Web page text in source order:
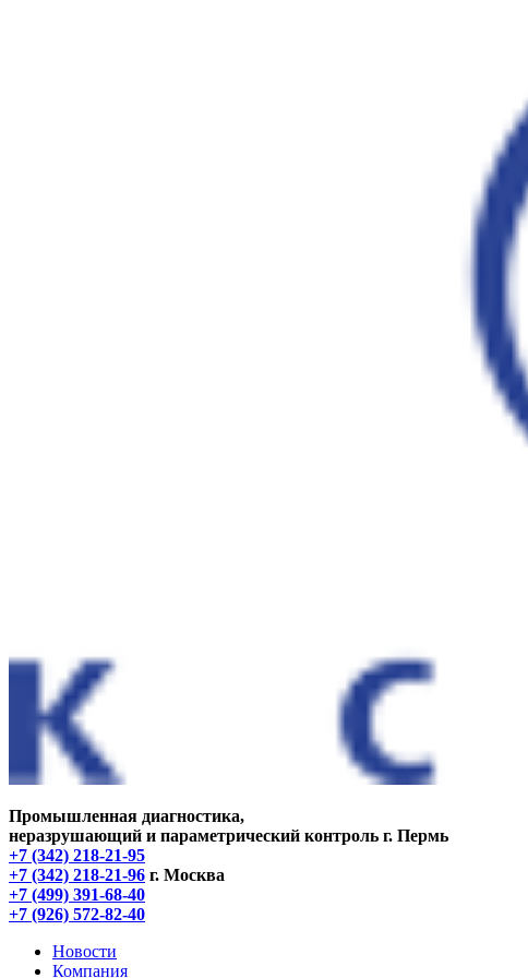
Промышленная диагностика,
неразрушающий и параметрический контроль г. Пермь
+7 (342) 218-21-95
+7 (342) 218-21-96 г. Москва
+7 (499) 391-68-40
+7 (926) 572-82-40
Новости
Компания